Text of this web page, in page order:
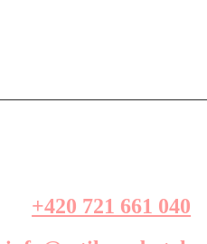
+420 721 661 040